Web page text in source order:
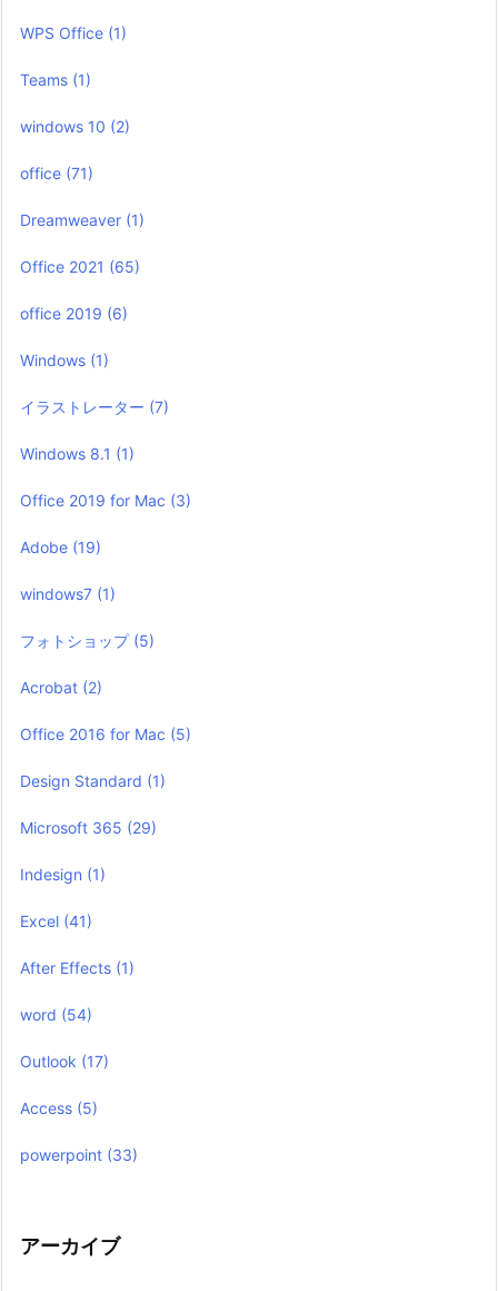
WPS Office (1)
Teams (1)
windows 10 (2)
office (71)
Dreamweaver (1)
Office 2021 (65)
office 2019 (6)
Windows (1)
イラストレーター (7)
Windows 8.1 (1)
Office 2019 for Mac (3)
Adobe (19)
windows7 (1)
フォトショップ (5)
Acrobat (2)
Office 2016 for Mac (5)
Design Standard (1)
Microsoft 365 (29)
Indesign (1)
Excel (41)
After Effects (1)
word (54)
Outlook (17)
Access (5)
powerpoint (33)
アーカイブ